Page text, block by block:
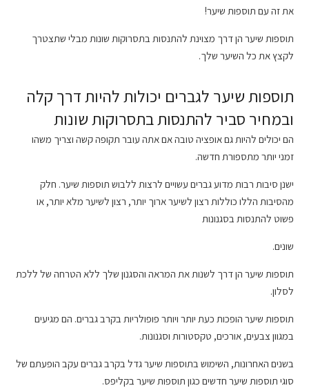
את זה עם תוספות שיער!
תוספות שיער הן דרך מצוינת להתנסות בתסרוקות שונות מבלי שתצטרך
לקצץ את כל השיער שלך.
תוספות שיער לגברים יכולות להיות דרך קלה
ובמחיר סביר להתנסות בתסרוקות שונות
הם יכולים להיות גם אופציה טובה אם אתה עובר תקופה קשה וצריך משהו
זמני יותר מתספורת חדשה.
ישנן סיבות רבות מדוע גברים עשויים לרצות ללבוש תוספות שיער. חלק
מהסיבות הללו כוללות רצון לשיער ארוך יותר, רצון לשיער מלא יותר, או
פשוט להתנסות בסגנונות
שונים.
תוספות שיער הן דרך לשנות את המראה והסגנון שלך ללא הטרחה של ללכת
לסלון.
תוספות שיער הופכות כעת יותר ויותר פופולריות בקרב גברים. הם מגיעים
במגוון צבעים, אורכים, טקסטורות וסגנונות.
בשנים האחרונות, השימוש בתוספות שיער גדל בקרב גברים עקב הופעתם של
סוגי תוספות שיער חדשים כגון תוספות שיער בקליפס.